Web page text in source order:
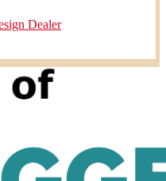
Dealer